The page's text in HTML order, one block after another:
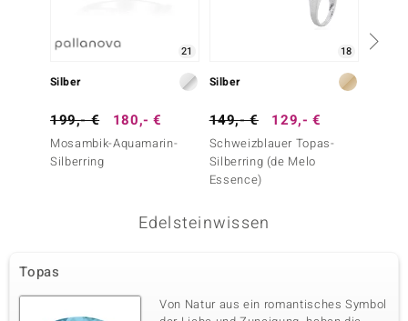
21
Silber
199,- € 180,- €
Mosambik-Aquamarin-
Silberring
18
Silber
149,- € 129,- €
Schweizblauer Topas-
Silberring (de Melo
Essence)
Edelsteinwissen
Topas
Von Natur aus ein romantisches Symbol